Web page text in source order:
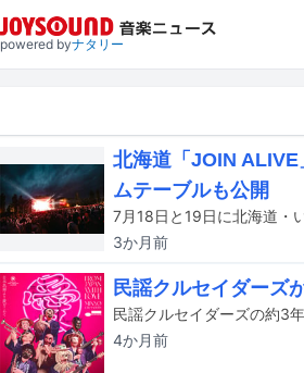
powered byナタリー
北海道「JOIN
ムテーブルも公開
3か月前
民謡クルセイダーズ
4か月前